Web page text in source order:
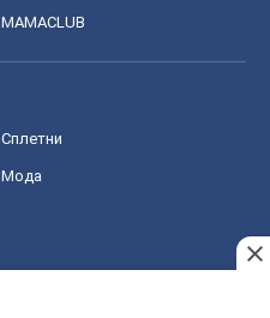
MAMACLUB
Сплетни
Мода